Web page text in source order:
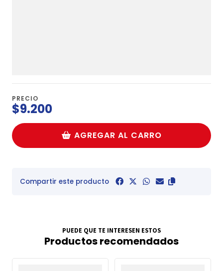
PRECIO
$9.200
AGREGAR AL CARRO
Compartir este producto
PUEDE QUE TE INTERESEN ESTOS
Productos recomendados